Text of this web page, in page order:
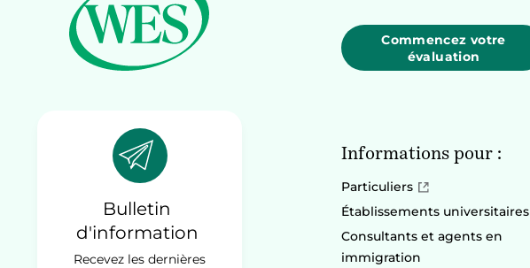
Bulletin
d'information
Recevez les dernières
Commencez votre
évaluation
Informations pour :
Particuliers
Établissements universitaires
Consultants et agents en
immigration